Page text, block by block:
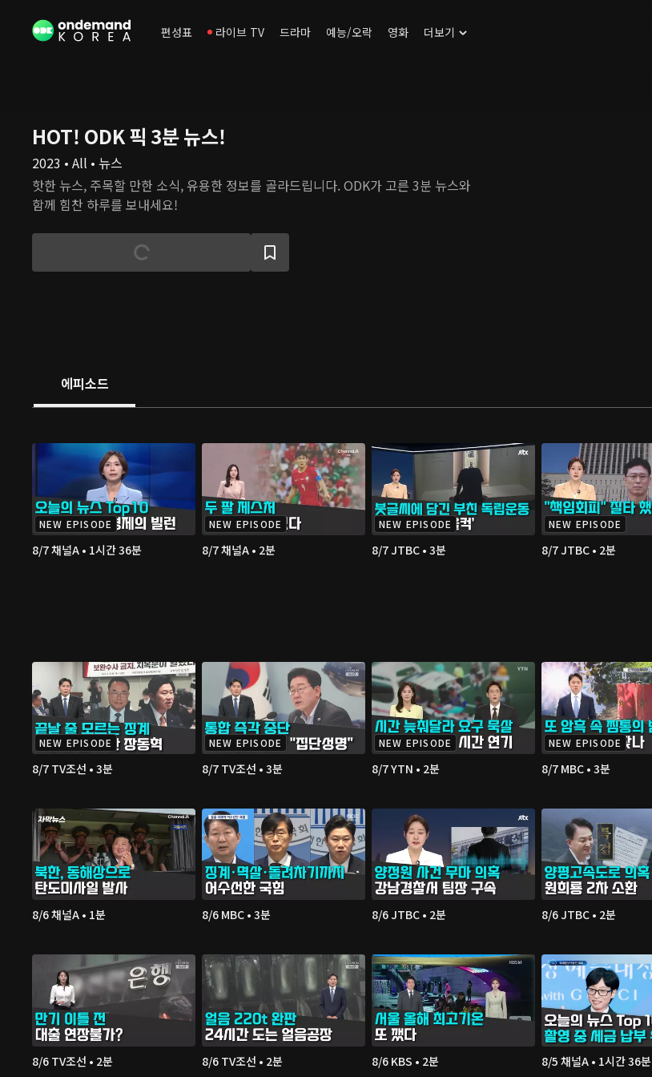
편성표 라이브 TV 드라마 예능/오락 영화 더보기
HOT! ODK 픽 3분 뉴스!
2023 • All • 뉴스
핫한 뉴스, 주목할 만한 소식, 유용한 정보를 골라드립니다. ODK가 고른 3분 뉴스와
함께 힘찬 하루를 보내세요!
에피소드
NEW EPISODE
8/7 채널A • 1시간 36분
NEW EPISODE
8/7 채널A • 2분
NEW EPISODE
8/7 JTBC • 3분
NEW EPISODE
8/7 JTBC • 2분
NEW EPISODE
8/7 TV조선 • 3분
NEW EPISODE
8/7 TV조선 • 3분
NEW EPISODE
8/7 YTN • 2분
NEW EPISODE
8/7 MBC • 3분
8/6 채널A • 1분 8/6 MBC • 3분 8/6 JTBC • 2분 8/6 JTBC • 2분
8/6 TV조선 • 2분 8/6 TV조선 • 2분 8/6 KBS • 2분 8/5 채널A • 1시간 36분